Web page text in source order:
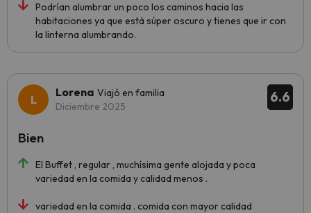
Podrían alumbrar un poco los caminos hacia las
habitaciones ya que está súper oscuro y tienes que ir con
la linterna alumbrando.
6.6
Lorena Viajó en familia
Diciembre 2025
El Buffet , regular , muchísima gente alojada y poca
variedad en la comida y calidad menos .
variedad en la comida . comida con mayor calidad
Bien